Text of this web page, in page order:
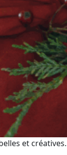
et créatives.